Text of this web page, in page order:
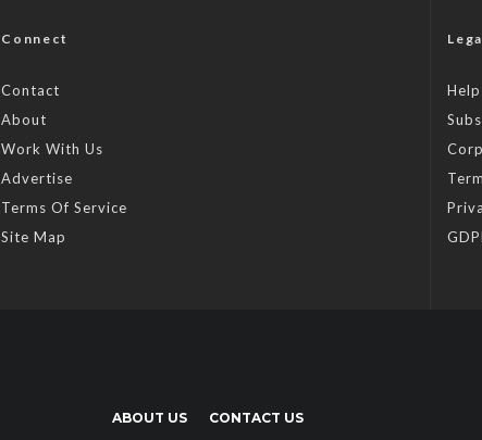
Connect
Contact
About
Work With Us
Advertise
Terms Of Service
Site Map
Help
ABOUT US CONTACT US